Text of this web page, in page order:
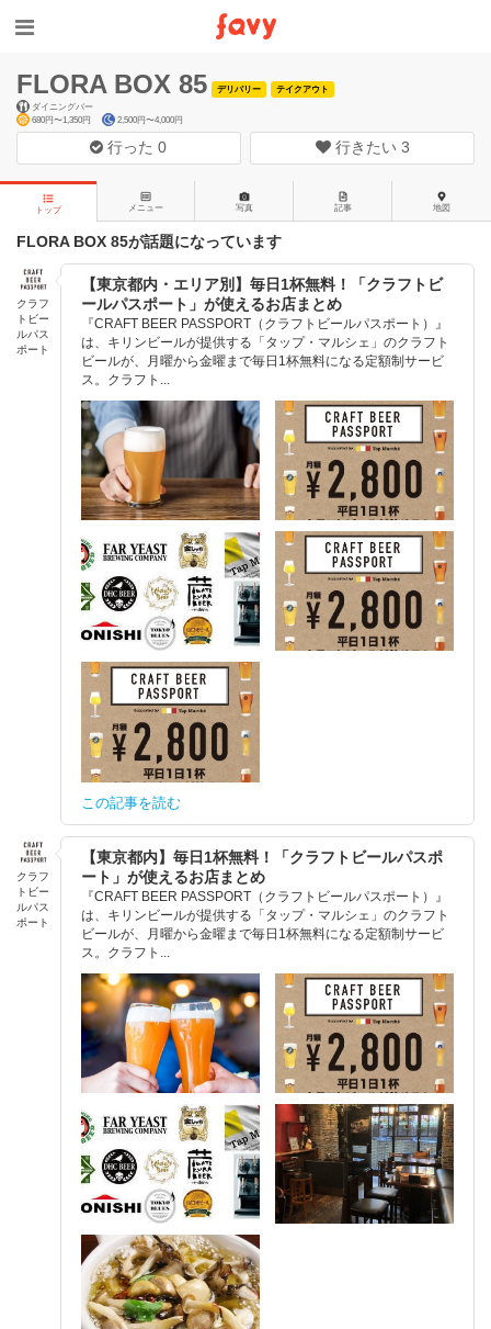
FLORA BOX 85 デリバリー
テイクアウト
ダイニングバー
680円〜1,350円
2,500円〜4,000円
行った0 行きたい 3
トップ メニュー 写真 記事 地図
FLORA BOX 85が話題になっています
クラフ
トビー
ルパス
ポート
【東京都内・エリア別】毎日1杯無料！「クラフトビ
ールパスポート」が使えるお店まとめ
『CRAFT BEER PASSPORT（クラフトビールパスポート）』
は、キリンビールが提供する「タップ・マルシェ」のクラフト
ビールが、月曜から金曜まで毎日1杯無料になる定額制サービ
ス。クラフト...
この記事を読む
クラフ
トビー
ルパス
ポート
【東京都内】毎日1杯無料！「クラフトビールパスポ
ート」が使えるお店まとめ
『CRAFT BEER PASSPORT（クラフトビールパスポート）』
は、キリンビールが提供する「タップ・マルシェ」のクラフト
ビールが、月曜から金曜まで毎日1杯無料になる定額制サービ
ス。クラフト...